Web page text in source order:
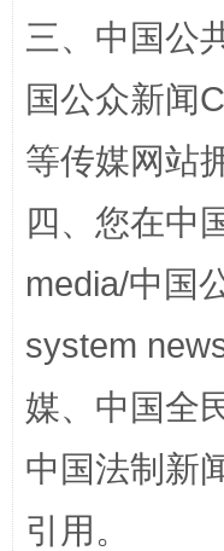
“刷贴”乱
三、中国公
国公众新闻
等传媒网站
四、您在中
media/中国
system
媒、中国全
中国法制新
引用。